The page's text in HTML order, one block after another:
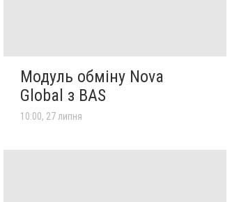
Модуль обміну Nova
Global з BAS
10:00, 27 липня